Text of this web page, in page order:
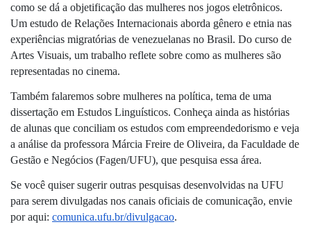
como se dá a objetificação das mulheres nos jogos eletrônicos.
Um estudo de Relações Internacionais aborda gênero e etnia nas
experiências migratórias de venezuelanas no Brasil. Do curso de
Artes Visuais, um trabalho reflete sobre como as mulheres são
representadas no cinema.
Também falaremos sobre mulheres na política, tema de uma
dissertação em Estudos Linguísticos. Conheça ainda as histórias
de alunas que conciliam os estudos com empreendedorismo e veja
a análise da professora Márcia Freire de Oliveira, da Faculdade de
Gestão e Negócios (Fagen/UFU), que pesquisa essa área.
Se você quiser sugerir outras pesquisas desenvolvidas na UFU
para serem divulgadas nos canais oficiais de comunicação, envie
por aqui: comunica.ufu.br/divulgacao.